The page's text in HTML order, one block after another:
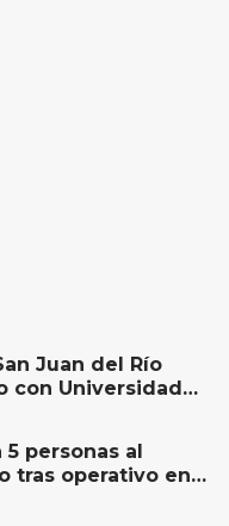
Juan del Río
con Universidad
para recibir
5 personas al
tras operativo en